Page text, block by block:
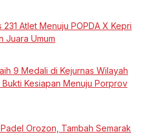
231 Atlet Menuju POPDA X Kepri
Juara Umum
9 Medali di Kejurnas Wilayah
Kesiapan Menuju Porprov
Orozon, Tambah Semarak